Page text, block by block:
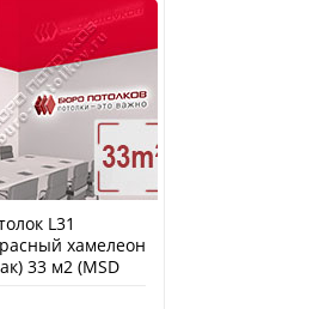
L31
хамелеон
33 м2 (MSD